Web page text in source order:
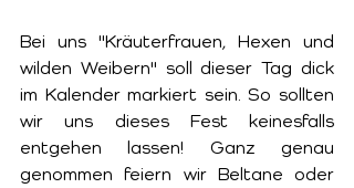
Bei uns "Kräuterfrauen, Hexen und
wilden Weibern" soll dieser Tag dick
im Kalender markiert sein. So sollten
wir uns dieses Fest keinesfalls
entgehen lassen! Ganz genau
genommen feiern wir Beltane oder